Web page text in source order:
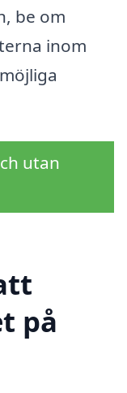
be om
inom
utan
på